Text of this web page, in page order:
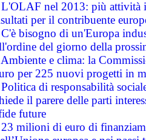
L'OLAF nel 2013: più attività
per il contribuente
C'è bisogno di un'Europa
del giorno della
Ambiente e clima: la
per 225 nuovi progetti in
Politica di responsabilità
il parere delle parti
future
23 milioni di euro di